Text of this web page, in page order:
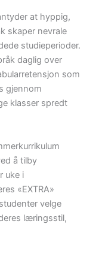
at hyppig,
skaper nevrale
studieperioder.
daglig over
som
gjennom
klasser spredt
å tilby
uke i
«EXTRA»
velge
læringsstil,